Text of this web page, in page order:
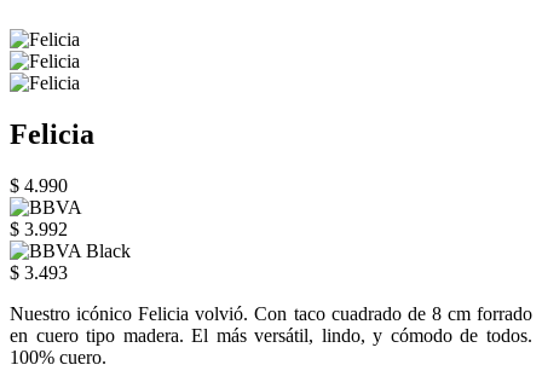
Felicia
$ 4.990
$ 3.992
$ 3.493
Nuestro icónico Felicia volvió. Con taco cuadrado de 8 cm forrado
en cuero tipo madera. El más versátil, lindo, y cómodo de todos.
100% cuero.